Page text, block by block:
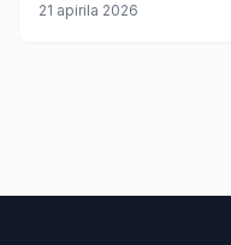
21 apirila 2026